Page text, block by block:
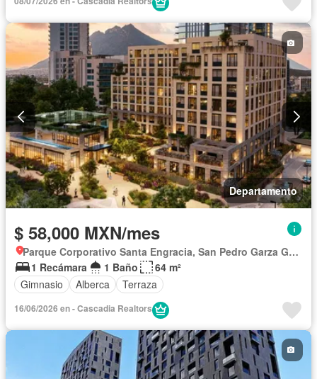
Departamento
$ 58,000 MXN/mes
Parque Corporativo Santa Engracia, San Pedro Garza García
1 Recámara
1 Baño
64 m²
Gimnasio
Alberca Terraza
16/06/2026 en - Cascadia Realtors